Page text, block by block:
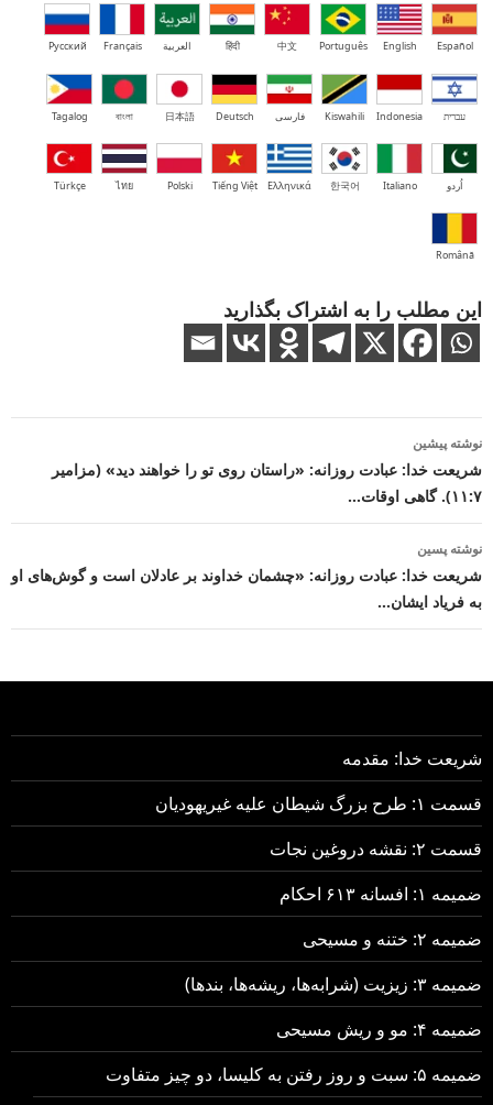
Español
English
Português
中文
हिंदी العربية Français
Русский
עברית Indonesia
Kiswahili فارسی Deutsch
日本語
বাংলা
Tagalog
اُردو Italiano
한국어
Ελληνικά
Tiếng Việt
Polski
ไทย
Türkçe
Română
این مطلب را به اشتراک بگذارید
ناوبری
نوشته
نوشته پیشین
شریعت خدا: عبادت روزانه: «راستان روی تو را خواهند دید» (مزامیر
۱۱:۷). گاهی اوقات…
نوشته پسین
شریعت خدا: عبادت روزانه: «چشمان خداوند بر عادلان است و گوش‌های او
به فریاد ایشان…
شریعت خدا: مقدمه
قسمت ۱: طرح بزرگ شیطان علیه غیریهودیان
قسمت ۲: نقشه دروغین نجات
ضمیمه ۱: افسانه ۶۱۳ احکام
ضمیمه ۲: ختنه و مسیحی
ضمیمه ۳: زیزیت (شرابه‌ها، ریشه‌ها، بندها)
ضمیمه ۴: مو و ریش مسیحی
ضمیمه ۵: سبت و روز رفتن به کلیسا، دو چیز متفاوت